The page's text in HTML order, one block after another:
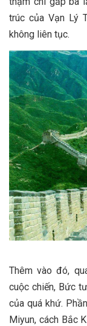
trúc của Vạn Lý
không liên tục.
Thêm vào đó,
cuộc chiến, Bức
của quá khứ.
Miyun, cách Bắc